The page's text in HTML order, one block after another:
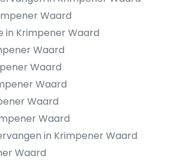
Waard
in Krimpener Waard
Waard
Waard
Waard
Waard
Waard
in Krimpener Waard
Waard